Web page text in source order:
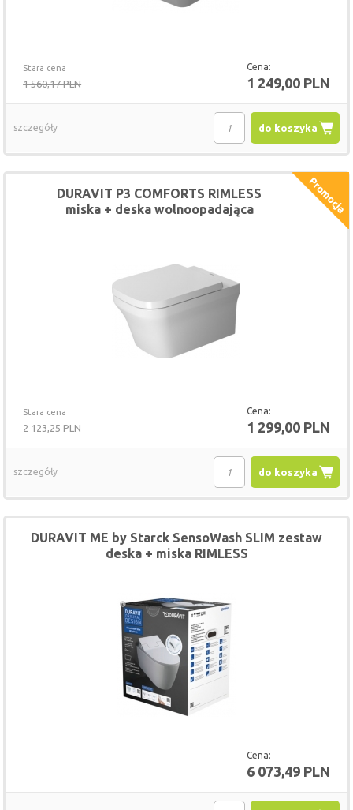
Stara cena
1 560,17 PLN
Cena:
1 249,00 PLN
do koszyka
szczegóły
Stara cena
2 123,25 PLN
Cena:
1 299,00 PLN
DURAVIT P3 COMFORTS RIMLESS
miska + deska wolnoopadająca
do koszyka
szczegóły
Cena:
6 073,49 PLN
DURAVIT ME by Starck SensoWash SLIM zestaw
deska + miska RIMLESS